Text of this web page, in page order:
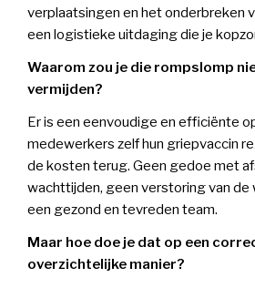
verplaatsingen en het onderbreken
een logistieke uitdaging die je
Waarom zou je die rompslomp
vermijden?
Er is een eenvoudige en efficiënte
medewerkers zelf hun griepvaccin
de kosten terug. Geen gedoe met
wachttijden, geen verstoring van de
een gezond en tevreden team.
Maar hoe doe je dat op een
overzichtelijke manier?